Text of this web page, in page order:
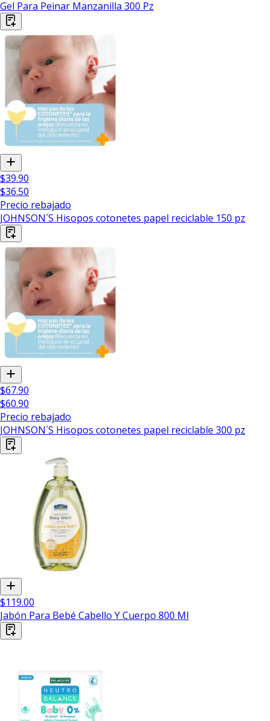
Gel Para Peinar Manzanilla 300 Pz
$39.90
$36.50
Precio rebajado
JOHNSON´S Hisopos cotonetes papel reciclable 150 pz
$67.90
$60.90
Precio rebajado
JOHNSON´S Hisopos cotonetes papel reciclable 300 pz
$119.00
Jabón Para Bebé Cabello Y Cuerpo 800 Ml